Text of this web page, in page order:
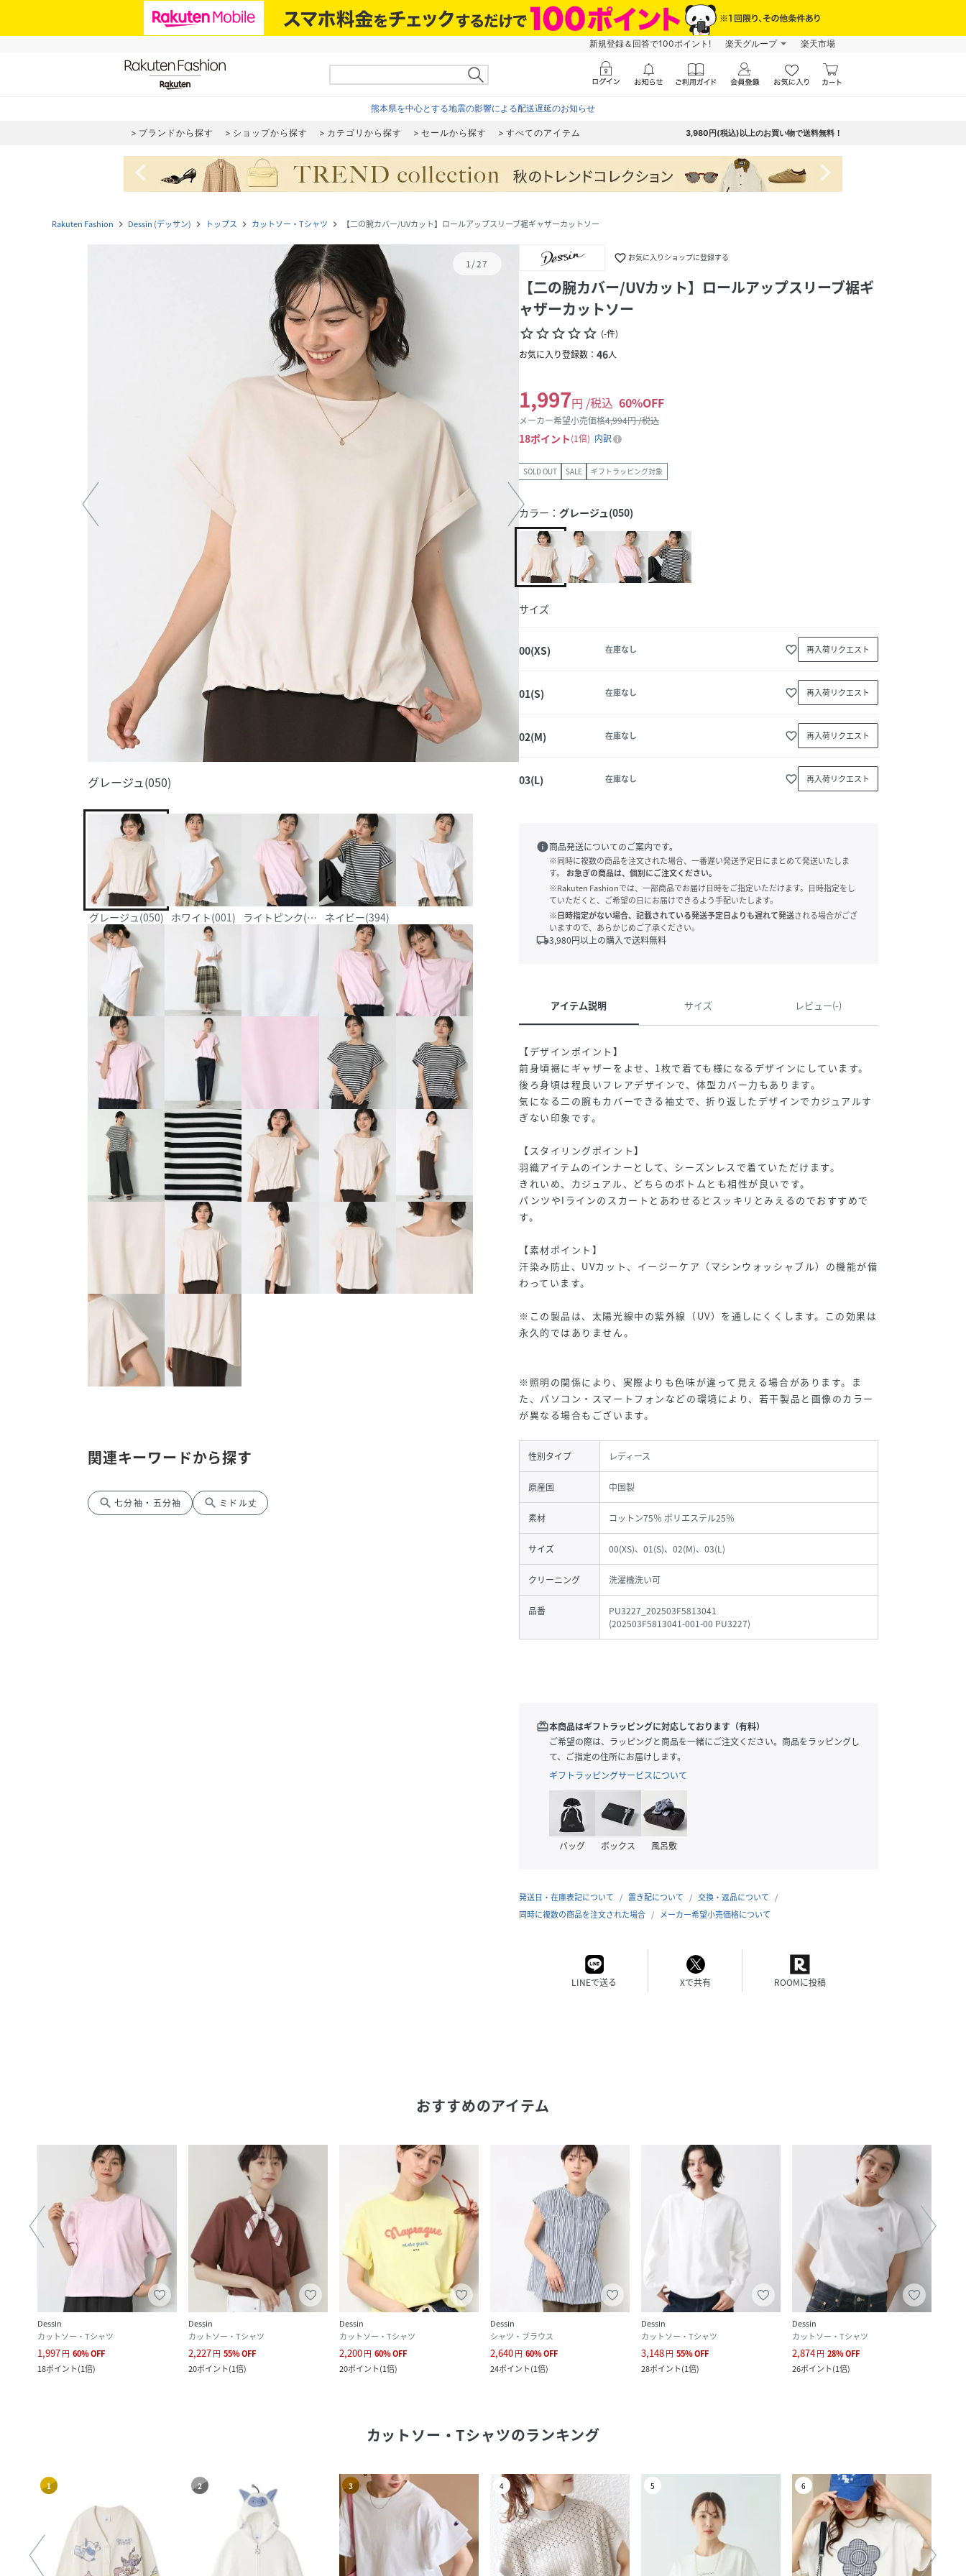
新規登録＆回答で100ポイント! 楽天グループ 楽天市場
熊本県を中心とする地震の影響による配送遅延のお知らせ
ブランドから探す ショップから探す カテゴリから探す セールから探す すべてのアイテム 3,980円(税込)以上のお買い物で送料無料！
navigate_before navigate_next
Rakuten Fashion navigate_next Dessin (デッサン) navigate_next トップス navigate_next カットソー・Tシャツ navigate_next 【二の腕カバー/UVカット】ロールアップスリーブ裾ギャザーカットソー
1/27
グレージュ(050)
グレージュ(050) ホワイト(001) ライトピンク(070)ネイビー(394)
関連キーワードから探す
search 七分袖・五分袖 search ミドル丈
favorite_border お気に入りショップに登録する
【二の腕カバー/UVカット】ロールアップスリーブ裾ギ
ャザーカットソー
star_borderstar_borderstar_borderstar_borderstar_border (-件)
お気に入り登録数： 46人
1,997円 /税込 60%OFF
メーカー希望小売価格4,994円 /税込
18ポイント 1倍 内訳
SOLD OUT SALE ギフトラッピング対象
カラー： グレージュ(050)
サイズ
00(XS) 在庫なし favorite_border 再入荷リクエスト
01(S) 在庫なし favorite_border 再入荷リクエスト
02(M) 在庫なし favorite_border 再入荷リクエスト
03(L) 在庫なし favorite_border 再入荷リクエスト
info商品発送についてのご案内です。
※同時に複数の商品を注文された場合、一番遅い発送予定日にまとめて発送いたしま
す。
お急ぎの商品は、個別にご注文ください。
※Rakuten Fashionでは、一部商品でお届け日時をご指定いただけます。日時指定をし
ていただくと、ご希望の日にお届けできるよう手配いたします。
※日時指定がない場合、記載されている発送予定日よりも遅れて発送される場合がござ
いますので、あらかじめご了承ください。
local_shipping3,980円以上の購入で送料無料
アイテム説明 サイズ レビュー(-)
【デザインポイント】
前身頃裾にギャザーをよせ、1枚で着ても様になるデザインにしています。
後ろ身頃は程良いフレアデザインで、体型カバー力もあります。
気になる二の腕もカバーできる袖丈で、折り返したデザインでカジュアルす
ぎない印象です。
【スタイリングポイント】
羽織アイテムのインナーとして、シーズンレスで着ていただけます。
きれいめ、カジュアル、どちらのボトムとも相性が良いです。
パンツやIラインのスカートとあわせるとスッキリとみえるのでおすすめで
す。
【素材ポイント】
汗染み防止、UVカット、イージーケア（マシンウォッシャブル）の機能が備
わっています。
※この製品は、太陽光線中の紫外線（UV）を通しにくくします。この効果は
永久的ではありません。
※照明の関係により、実際よりも色味が違って見える場合があります。ま
た、パソコン・スマートフォンなどの環境により、若干製品と画像のカラー
が異なる場合もございます。
性別タイプ レディース
原産国 中国製
素材 コットン75％ ポリエステル25％
サイズ 00(XS)、01(S)、02(M)、03(L)
クリーニング 洗濯機洗い可
品番
PU3227_202503F5813041
(202503F5813041-001-00 PU3227)
redeem本商品はギフトラッピングに対応しております（有料）
ご希望の際は、ラッピングと商品を一緒にご注文ください。商品をラッピングし
て、ご指定の住所にお届けします。
ギフトラッピングサービスについて
バッグ ボックス 風呂敷
発送日・在庫表記について 置き配について
交換・返品について
同時に複数の商品を注文された場合
メーカー希望小売価格について
LINEで送る Xで共有 ROOMに投稿
おすすめのアイテム
Dessin
カットソー・Tシャツ
1,997円 60%OFF
18ポイント(1倍)
Dessin
カットソー・Tシャツ
2,227円 55%OFF
20ポイント(1倍)
Dessin
カットソー・Tシャツ
2,200円 60%OFF
20ポイント(1倍)
Dessin
シャツ・ブラウス
2,640円 60%OFF
24ポイント(1倍)
Dessin
カットソー・Tシャツ
3,148円 55%OFF
28ポイント(1倍)
Dessin
カットソー・Tシャツ
2,874円 28%OFF
26ポイント(1倍)
カットソー・Tシャツのランキング
1 2 3 4 5 6